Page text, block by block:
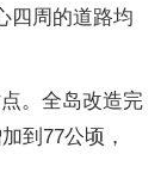
四周的道路均
。全岛改造完
到77公顷，